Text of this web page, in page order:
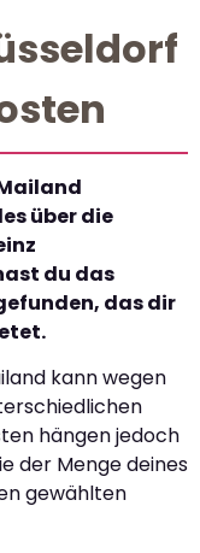
über die
du das
das dir
kann wegen
hängen jedoch
der Menge deines
gewählten